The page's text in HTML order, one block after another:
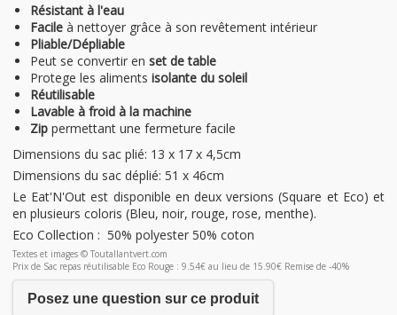
Résistant à l'eau
Facile à nettoyer grâce à son revêtement intérieur
Pliable/Dépliable
Peut se convertir en set de table
Protege les aliments isolante du soleil
Réutilisable
Lavable à froid à la machine
Zip permettant une fermeture facile
Dimensions du sac plié: 13 x 17 x 4,5cm
Dimensions du sac déplié: 51 x 46cm
Le Eat'N'Out est disponible en deux versions (Square et Eco) et
en plusieurs coloris (Bleu, noir, rouge, rose, menthe).
Eco Collection : 50% polyester 50% coton
Textes et images © Toutallantvert.com
Prix de Sac repas réutilisable Eco Rouge : 9.54€ au lieu de 15.90€ Remise de -40%
Posez une question sur ce produit